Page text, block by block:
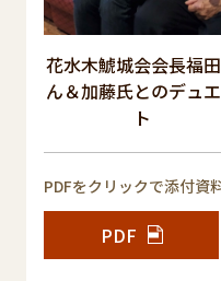
花水木鯱城会会長福
ん＆加藤氏とのデュ
ト
PDFをクリックで添付資
PDF